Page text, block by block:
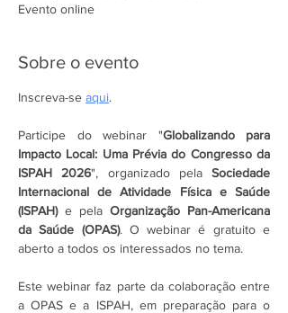
Evento online
Sobre o evento
Inscreva-se aqui.
Participe do webinar "Globalizando para
Impacto Local: Uma Prévia do Congresso da
ISPAH 2026", organizado pela Sociedade
Internacional de Atividade Física e Saúde
(ISPAH) e pela Organização Pan-Americana
da Saúde (OPAS). O webinar é gratuito e
aberto a todos os interessados ​​no tema.
Este webinar faz parte da colaboração entre
a OPAS e a ISPAH, em preparação para o